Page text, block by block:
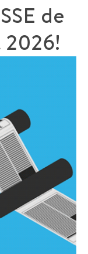
de
2026!